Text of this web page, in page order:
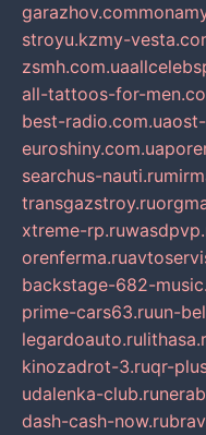
garazhov.com
stroyu.kzmy-
zsmh.com.ua
all-tattoos-for-
best-radio.com.ua
euroshiny.com.ua
searchus-nauti.ru
transgazstroy.ru
xtreme-rp.ru
orenferma.ru
backstage-682-
prime-cars63.ruun-
legardoauto.ru
kinozadrot-3.ruqr-
udalenka-club.ru
dash-cash-now.ru